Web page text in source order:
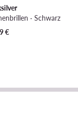
· Schwarz
€